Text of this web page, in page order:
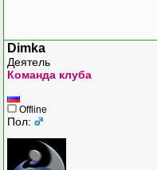
Dimka
Деятель
Команда клуба
Offline
Пол: